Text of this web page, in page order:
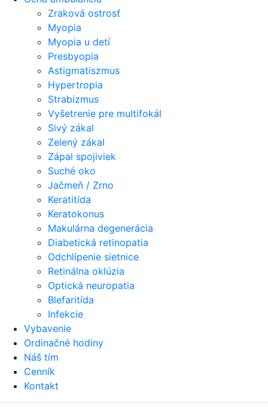
Zraková ostrosť
Myopia
Myopia u detí
Presbyopia
Astigmatiszmus
Hypertropia
Strabizmus
Vyšetrenie pre multifokál
Sivý zákal
Zelený zákal
Zápal spojiviek
Suché oko
Jačmeň / Zrno
Keratitída
Keratokonus
Makulárna degenerácia
Diabetická retinopatia
Odchlípenie sietnice
Retinálna oklúzia
Optická neuropatia
Blefaritída
Infekcie
Vybavenie
Ordinačné hodiny
Náš tím
Cenník
Kontakt